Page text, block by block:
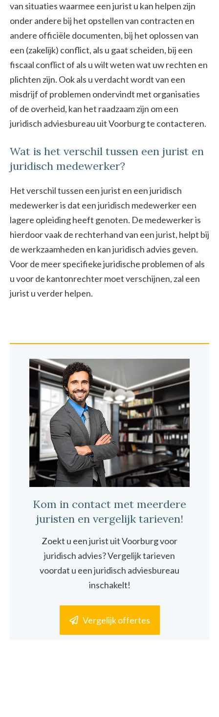
van situaties waarmee een jurist u kan helpen zijn
onder andere bij het opstellen van contracten en
andere officiële documenten, bij het oplossen van
een (zakelijk) conflict, als u gaat scheiden, bij een
fiscaal conflict of als u wilt weten wat uw rechten en
plichten zijn. Ook als u verdacht wordt van een
misdrijf of problemen ondervindt met organisaties
of de overheid, kan het raadzaam zijn om een
juridisch adviesbureau uit Voorburg te contacteren.
Wat is het verschil tussen een jurist en
juridisch medewerker?
Het verschil tussen een jurist en een juridisch
medewerker is dat een juridisch medewerker een
lagere opleiding heeft genoten. De medewerker is
hierdoor vaak de rechterhand van een jurist, helpt bij
de werkzaamheden en kan juridisch advies geven.
Voor de meer specifieke juridische problemen of als
u voor de kantonrechter moet verschijnen, zal een
jurist u verder helpen.
Kom in contact met meerdere
juristen en vergelijk tarieven!
Zoekt u een jurist uit Voorburg voor
juridisch advies? Vergelijk tarieven
voordat u een juridisch adviesbureau
inschakelt!
Vergelijk offertes